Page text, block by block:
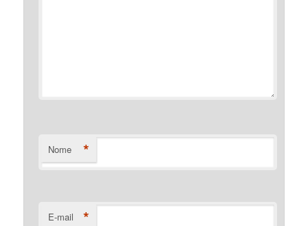
Nome *
E-mail *